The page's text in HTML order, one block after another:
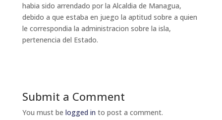
habia sido arrendado por la Alcaldia de Managua,
debido a que estaba en juego la aptitud sobre a quien
le correspondia la administracion sobre la isla,
pertenencia del Estado.
Submit a Comment
You must be logged in to post a comment.